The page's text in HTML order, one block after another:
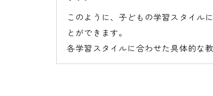
このように、子どもの学習スタイル
とができます。
各学習スタイルに合わせた具体的な